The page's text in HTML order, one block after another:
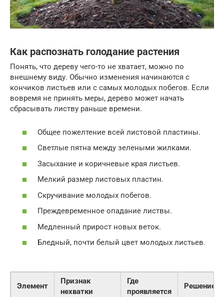
Как распознать голодание растения
Понять, что дереву чего-то не хватает, можно по
внешнему виду. Обычно изменения начинаются с
кончиков листьев или с самых молодых побегов. Если
вовремя не принять меры, дерево может начать
сбрасывать листву раньше времени.
Общее пожелтение всей листовой пластины.
Светлые пятна между зелеными жилками.
Засыхание и коричневые края листьев.
Мелкий размер листовых пластин.
Скручивание молодых побегов.
Преждевременное опадание листвы.
Медленный прирост новых веток.
Бледный, почти белый цвет молодых листьев.
Элемент
Признак
нехватки
Где
проявляется
Решение